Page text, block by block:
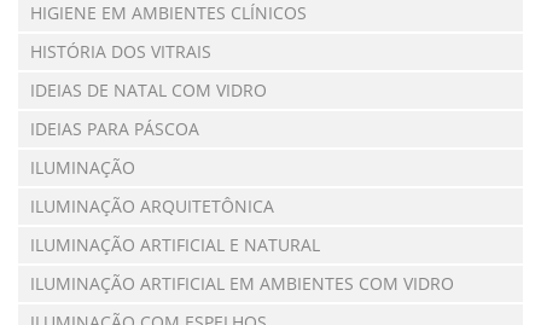
HIGIENE EM AMBIENTES CLÍNICOS
HISTÓRIA DOS VITRAIS
IDEIAS DE NATAL COM VIDRO
IDEIAS PARA PÁSCOA
ILUMINAÇÃO
ILUMINAÇÃO ARQUITETÔNICA
ILUMINAÇÃO ARTIFICIAL E NATURAL
ILUMINAÇÃO ARTIFICIAL EM AMBIENTES COM VIDRO